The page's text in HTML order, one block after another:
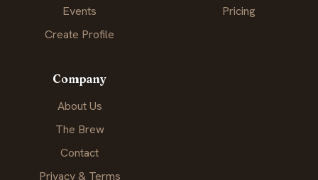
Events
Create Profile
Pricing
Company
About Us
The Brew
Contact
Privacy & Terms